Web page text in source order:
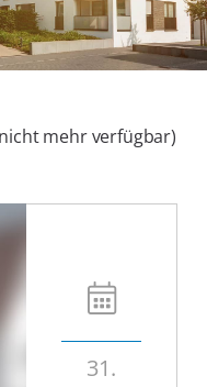
mehr verfügbar)
31.